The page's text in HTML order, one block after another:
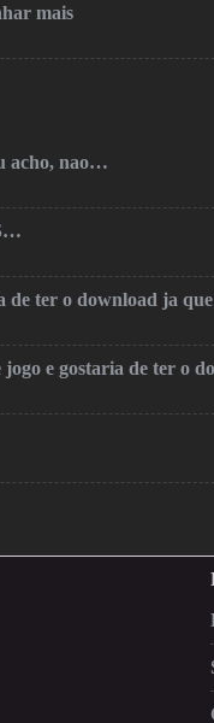
mais
acho, nao…
de ter o download ja
jogo e gostaria de ter o